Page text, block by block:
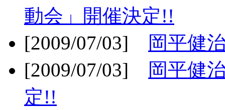
動会」開催決定!!
[2009/07/03]
岡平健
[2009/07/03]
岡平健
定!!